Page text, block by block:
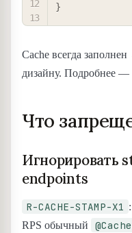
}
Cache всегда
дизайну. Подробнее —
Что
Игнорировать
endpoints
R-CACHE-STAMP-X1
RPS обычный